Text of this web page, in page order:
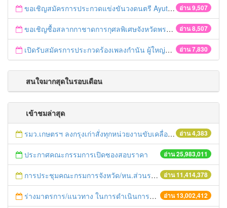
อ่าน 9,507
ขอเชิญสมัครการประกวดแข่งขันวงดนตรี Ayutthaya battle of the bands
อ่าน 8,507
ขอเชิญซื้อสลากกาชาดการกุศลพิเศษจังหวัดพระนครศรีอยุธยา 2560
อ่าน 7,830
เปิดรับสมัครการประกวดร้องเพลงกำนัน ผู้ใหญ่บ้าน ฯลฯ
สนใจมากสุดในรอบเดือน
เข้าชมล่าสุด
อ่าน 4,383
รมว.เกษตรฯ ลงกรุงเก่าสั่งทุกหน่วยงานขับเคลื่อนแก้วิกฤตภัยแล้ง เน้นพื้นที่ 22 จังหวัดลุ่มน้ำเจ้าพระยา
อ่าน 25,983,011
ประกาศคณะกรรมการเปิดซองสอบราคา
อ่าน 11,414,378
การประชุมคณะกรมการจังหวัด/หน.ส่วนราชการประจำเดือน มิถุนายน 2558
อ่าน 13,002,412
ร่างมาตรการ/แนวทาง ในการดำเนินการประกอบการตรวจราชการแบบบูรณาการ